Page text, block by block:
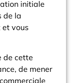
initiale
de la
vous
de cette
de mener